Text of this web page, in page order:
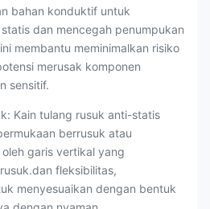
bahan konduktif untuk
dan mencegah penumpukan
membantu meminimalkan risiko
merusak komponen
sensitif.
Kain tulang rusuk anti-statis
berrusuk atau
garis vertikal yang
fleksibilitas,
menyesuaikan dengan bentuk